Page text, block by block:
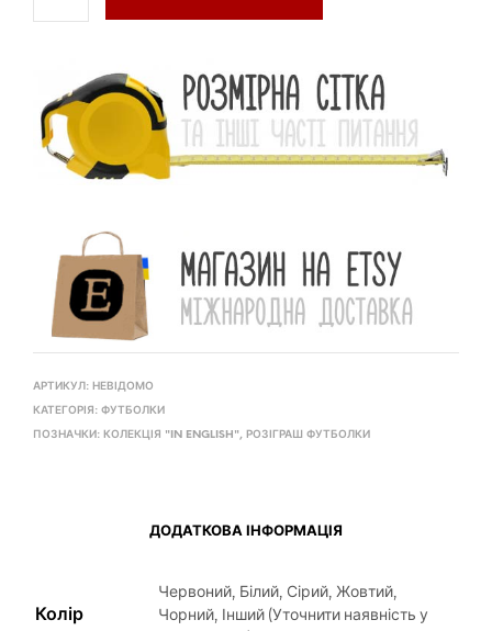
АРТИКУЛ: НЕВІДОМО
КАТЕГОРІЯ: ФУТБОЛКИ
ПОЗНАЧКИ: КОЛЕКЦІЯ "IN ENGLISH", РОЗІГРАШ ФУТБОЛКИ
ДОДАТКОВА ІНФОРМАЦІЯ
Колір
Червоний, Білий, Сірий, Жовтий,
Чорний, Інший (Уточнити наявність у